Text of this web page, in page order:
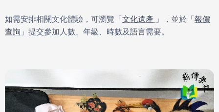
如需安排相關文化體驗，可瀏覽「文化遺產 」，並於「報價
查詢 」提交參加人數、年級、時數及語言需要。